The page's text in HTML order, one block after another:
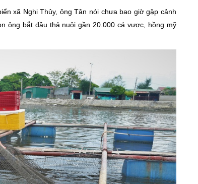
xã Nghi Thủy, ông Tân nói chưa bao giờ gặp cảnh
ông bắt đầu thả nuôi gần 20.000 cá vược, hồng mỹ